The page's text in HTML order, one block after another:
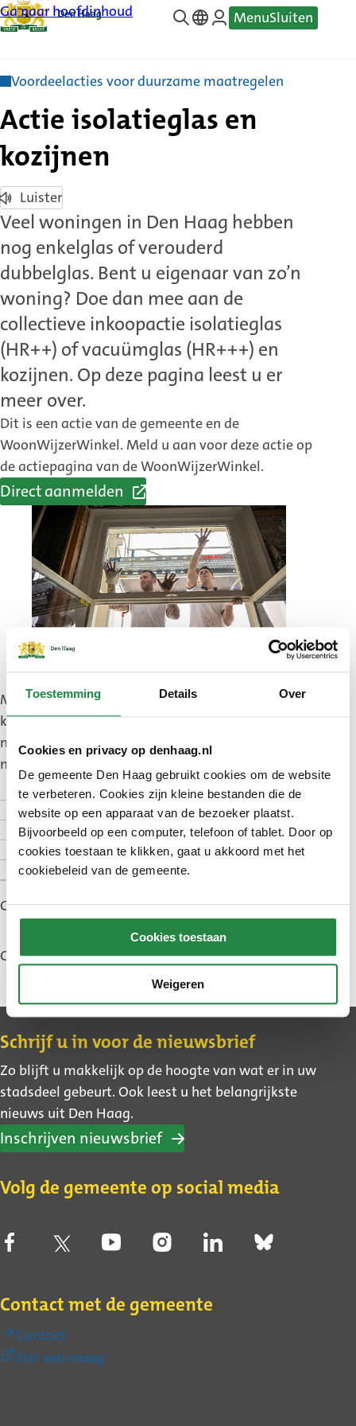
Toestemming Details Over
Cookies en privacy op denhaag.nl
De gemeente Den Haag gebruikt cookies om de website
te verbeteren. Cookies zijn kleine bestanden die de
website op een apparaat van de bezoeker plaatst.
Bijvoorbeeld op een computer, telefoon of tablet. Door op
cookies toestaan te klikken, gaat u akkoord met het
cookiebeleid van de gemeente.
Cookies toestaan
Weigeren
Ga naar hoofdinhoud
—
MenuSluiten
Voordeelacties voor duurzame maatregelen
Actie isolatieglas en
kozijnen
Luister
Veel woningen in Den Haag hebben
nog enkelglas of verouderd
dubbelglas. Bent u eigenaar van zo’n
woning? Doe dan mee aan de
collectieve inkoopactie isolatieglas
(HR++) of vacuümglas (HR+++) en
kozijnen. Op deze pagina leest u er
meer over.
Dit is een actie van de gemeente en de
WoonWijzerWinkel. Meld u aan voor deze actie op
de actiepagina van de WoonWijzerWinkel.
Direct aanmelden
(Externe
link)
Met isolatieglas houdt u de warmte binnen en de
kou buiten. U heeft een lagere energierekening en
meer comfort in huis. Met deze actie kunt u ook
meteen uw kozijnen laten vervangen.
Voor wie
Meedoen
Subsidie
Meer informatie
Gepubliceerd: 25 maart 2025
Gewijzigd: 30 juli 2026
Contact
Schrijf u in voor de nieuwsbrief
Zo blijft u makkelijk op de hoogte van wat er in uw
stadsdeel gebeurt. Ook leest u het belangrijkste
nieuws uit Den Haag.
Inschrijven nieuwsbrief
Volg de gemeente op social media
Contact met de gemeente
Contact
Stel een vraag